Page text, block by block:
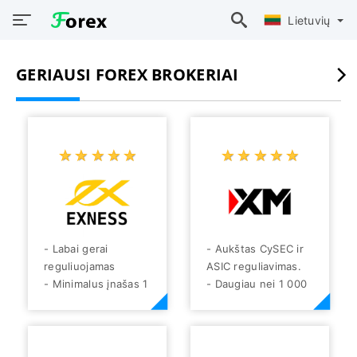
Lietuvių
GERIAUSI FOREX BROKERIAI
☆ ☆ ☆ ☆ ☆
★ ★ ★ ★ ★
- Labai gerai
reguliuojamas
- Minimalus įnašas 1
☆ ☆ ☆ ☆ ☆
★ ★ ★ ★ ★
- Aukštas CySEC ir
ASIC reguliavimas.
- Daugiau nei 1 000